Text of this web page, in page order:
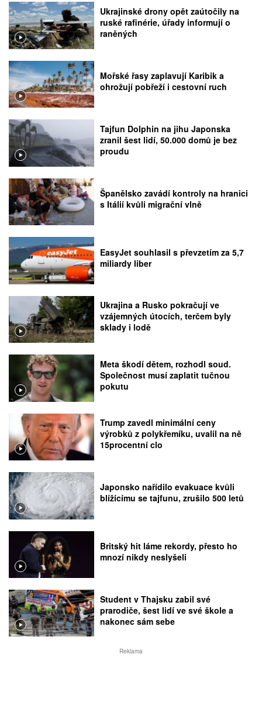
Ukrajinské drony opět zaútočily na
ruské rafinérie, úřady informují o
raněných
Mořské řasy zaplavují Karibik a
ohrožují pobřeží i cestovní ruch
Tajfun Dolphin na jihu Japonska
zranil šest lidí, 50.000 domů je bez
proudu
Španělsko zavádí kontroly na hranici
s Itálií kvůli migrační vlně
EasyJet souhlasil s převzetím za 5,7
miliardy liber
Ukrajina a Rusko pokračují ve
vzájemných útocích, terčem byly
sklady i lodě
Meta škodí dětem, rozhodl soud.
Společnost musí zaplatit tučnou
pokutu
Trump zavedl minimální ceny
výrobků z polykřemíku, uvalil na ně
15procentní clo
Japonsko nařídilo evakuace kvůli
blížícímu se tajfunu, zrušilo 500 letů
Britský hit láme rekordy, přesto ho
mnozí nikdy neslyšeli
Student v Thajsku zabil své
prarodiče, šest lidí ve své škole a
nakonec sám sebe
Reklama